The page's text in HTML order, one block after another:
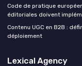
Code de pratique
éditoriales doivent
Contenu UGC en B2B :
déploiement
Lexical Agency